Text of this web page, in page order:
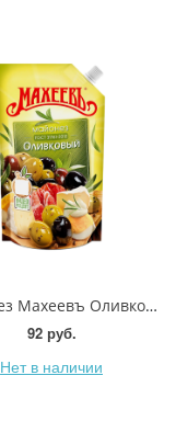
Майонез Махеевъ Оливковый 50.5% 350г
92 руб.
Нет в наличии